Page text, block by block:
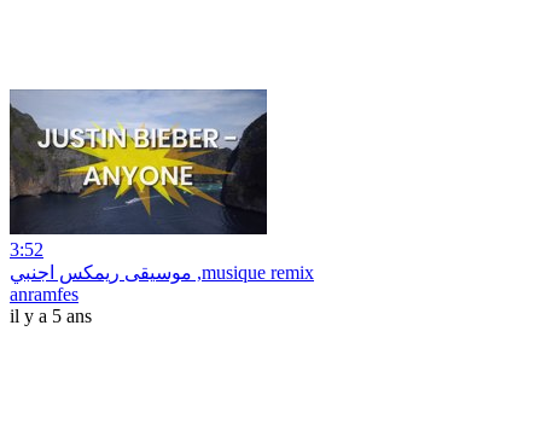
3:52
موسيقى ريمكس اجنبي ,musique remix
anramfes
il y a 5 ans